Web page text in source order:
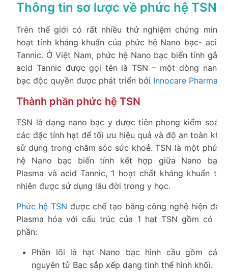
Thông tin sơ lược về phức hệ TSN
Trên thế giới có rất nhiều thử nghiệm chứng minh
hoạt tính kháng khuẩn của phức hệ Nano bạc- acid
Tannic. Ở Việt Nam, phức hệ Nano bạc biến tính gắn
acid Tannic được gọi tên là TSN – một dòng nano
bạc độc quyền được phát triển bởi Innocare Pharma
Thành phần phức hệ TSN
TSN là dạng nano bạc y dược tiên phong kiểm soát
các đặc tính hạt để tối ưu hiệu quả và độ an toàn khi
sử dụng trong chăm sóc sức khoẻ. TSN là một phức
hệ Nano bạc biến tính kết hợp giữa Nano bạc
Plasma và acid Tannic, 1 hoạt chất kháng khuẩn tự
nhiên được sử dụng lâu đời trong y học.
Phức hệ TSN được chế tạo bằng công nghệ hiện đại
Plasma hóa với cấu trúc của 1 hạt TSN gồm có 3
phần:
Phần lõi là hạt Nano bạc hình cầu gồm các
nguyên tử Bạc sắp xếp dạng tinh thể hình khối.